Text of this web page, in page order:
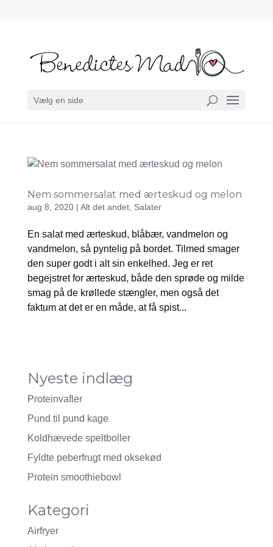
Vælg en side
Nem sommersalat med ærteskud og melon
aug 8, 2020| Alt det andet, Salater
En salat med ærteskud, blåbær, vandmelon og
vandmelon, så pyntelig på bordet. Tilmed smager
den super godt i alt sin enkelhed. Jeg er ret
begejstret for ærteskud, både den sprøde og milde
smag på de krøllede stængler, men også det
faktum at det er en måde, at få spist...
Nyeste indlæg
Proteinvafler
Pund til pund kage
Koldhævede speltboller
Fyldte peberfrugt med oksekød
Protein smoothiebowl
Kategori
Airfryer